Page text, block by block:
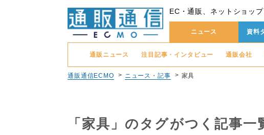
EC・通販、ネットショッ
ニュース 資料
通販ニュース 注目記事・インタビュー 通販会社
通販通信ECMO ニュース・記事 家具
「家具」のタグがつく記事一